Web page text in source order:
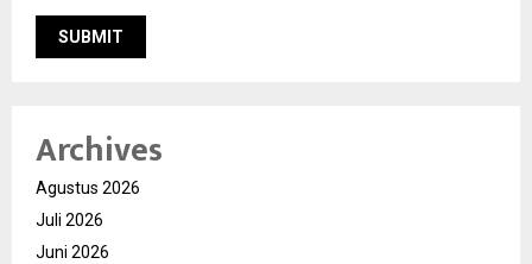
Archives
Agustus 2026
Juli 2026
Juni 2026